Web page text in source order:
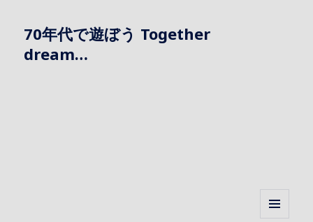
70年代で遊ぼう Together
dream…